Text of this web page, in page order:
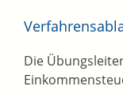
Die